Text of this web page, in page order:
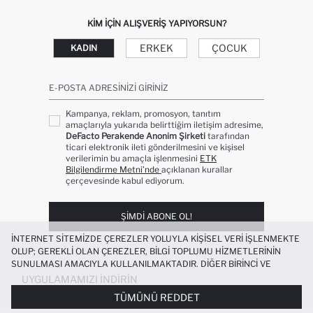
KIM IÇIN ALIŞVERIŞ YAPIYORSUN?
KADIN ERKEK ÇOCUK
E-POSTA ADRESINIZI GIRINIZ
Kampanya, reklam, promosyon, tanıtım
amaçlarıyla yukarıda belirttiğim iletişim adresime,
DeFacto Perakende Anonim Şirketi tarafından
ticari elektronik ileti gönderilmesini ve kişisel
verilerimin bu amaçla işlenmesini ETK
Bilgilendirme Metni’nde açıklanan kurallar
çerçevesinde kabul ediyorum.
ŞIMDI ABONE OL!
UYGULAMAMIZI İNDIRIN
İNTERNET SITEMIZDE ÇEREZLER YOLUYLA KIŞISEL VERI IŞLENMEKTE
OLUP; GEREKLI OLAN ÇEREZLER, BILGI TOPLUMU HIZMETLERININ
SUNULMASI AMACIYLA KULLANILMAKTADIR. DIĞER BIRINCI VE
ÜÇÜNCÜ TARAF ÇEREZLER ISE SIZE DAHA IYI BIR ALIŞVERIŞ
DENEYIMI SUNULABILMESI, SITEMIZIN DAHA IŞLEVSEL KILINMASI VE
KIŞISELLEŞTIRMESI VE AÇIK RIZA VERMENIZ HALINDE, SIZLERE
TÜMÜNÜ REDDET